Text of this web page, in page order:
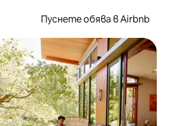
Пуснете обява в Airbnb